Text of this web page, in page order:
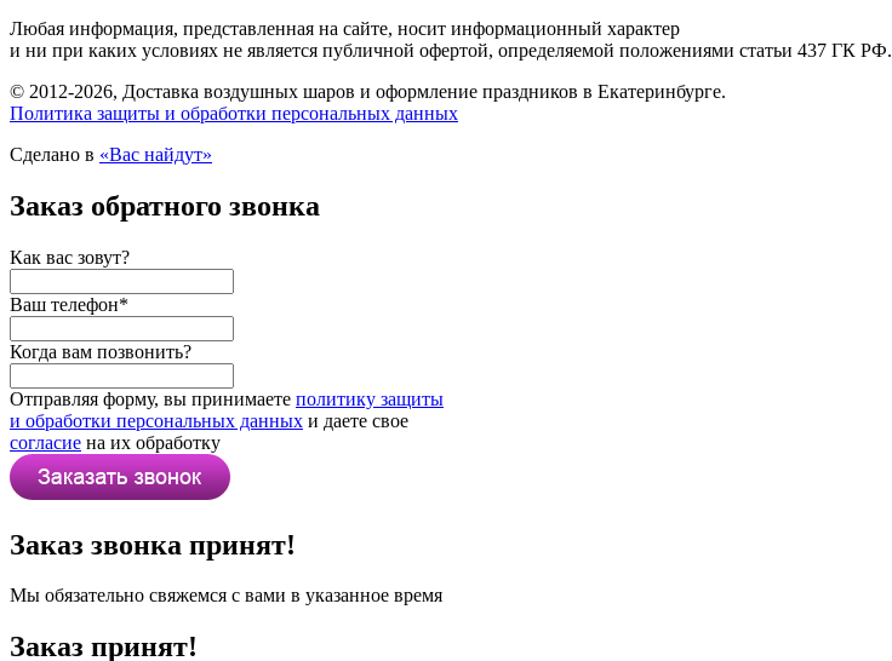
Любая информация, представленная на сайте, носит информационный характер
и ни при каких условиях не является публичной офертой, определяемой положениями статьи 437 ГК РФ.
© 2012-2026, Доставка воздушных шаров и оформление праздников в Екатеринбурге.
Политика защиты и обработки персональных данных
Сделано в «Вас найдут»
Заказ обратного звонка
Как вас зовут?
Ваш телефон*
Когда вам позвонить?
Отправляя форму, вы принимаете политику защиты
и обработки персональных данных и даете свое
согласие на их обработку
Заказ звонка принят!
Мы обязательно свяжемся с вами в указанное время
Заказ принят!